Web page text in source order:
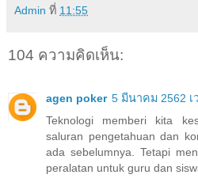
Admin ที่ 11:55
104 ความคิดเห็น:
agen poker 5 มีนาคม 2562 เ
Teknologi memberi kita
saluran pengetahuan dan
ada sebelumnya. Tetapi
peralatan untuk guru dan